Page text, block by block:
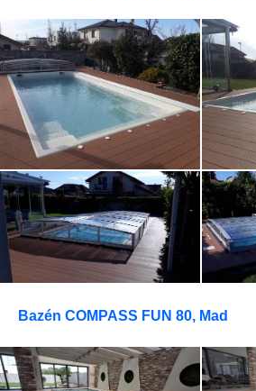
Bazén COMPASS FUN 80, Mad